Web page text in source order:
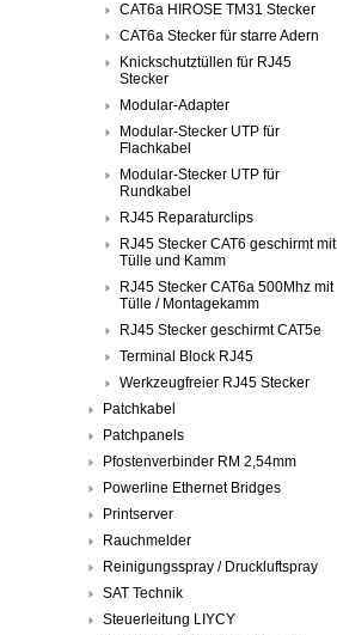
CAT6a HIROSE TM31 Stecker
CAT6a Stecker für starre Adern
Knickschutztüllen für RJ45
Stecker
Modular-Adapter
Modular-Stecker UTP für
Flachkabel
Modular-Stecker UTP für
Rundkabel
RJ45 Reparaturclips
RJ45 Stecker CAT6 geschirmt mit
Tülle und Kamm
RJ45 Stecker CAT6a 500Mhz mit
Tülle / Montagekamm
RJ45 Stecker geschirmt CAT5e
Terminal Block RJ45
Werkzeugfreier RJ45 Stecker
Patchkabel
Patchpanels
Pfostenverbinder RM 2,54mm
Powerline Ethernet Bridges
Printserver
Rauchmelder
Reinigungsspray / Druckluftspray
SAT Technik
Steuerleitung LIYCY